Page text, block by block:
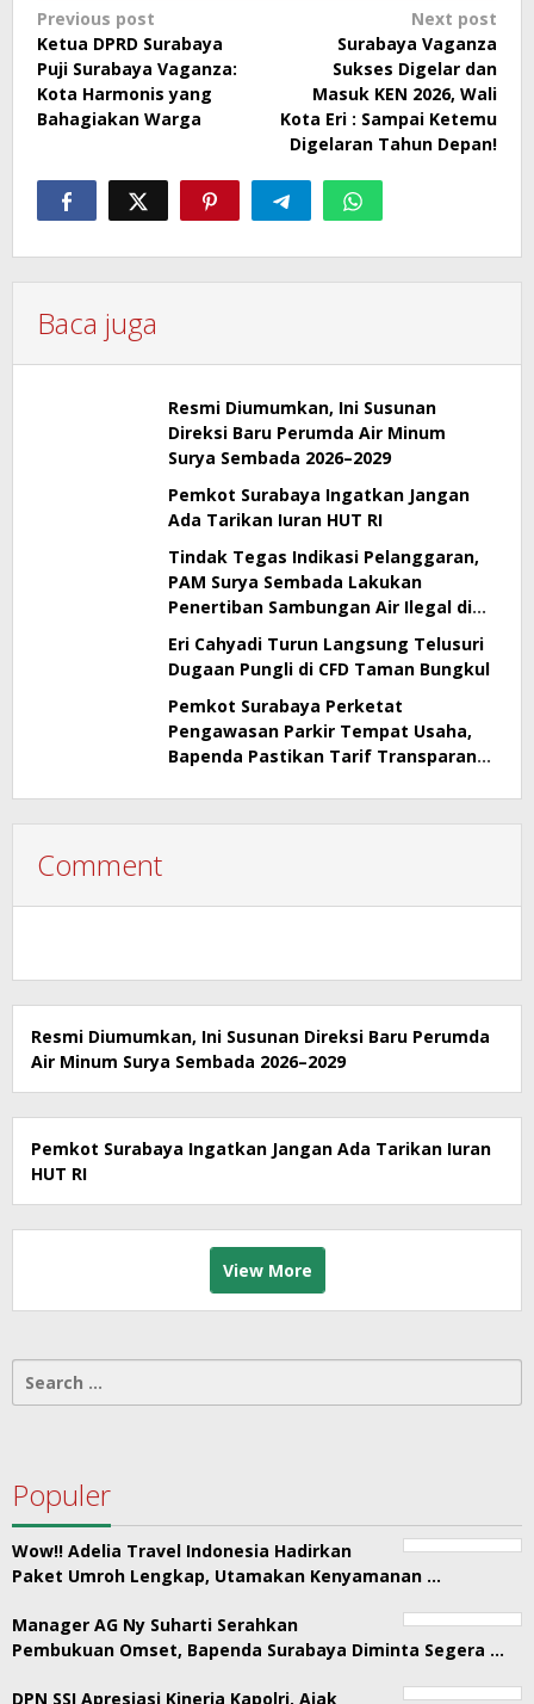
Post
navigation
Previous post
Ketua DPRD Surabaya
Puji Surabaya Vaganza:
Kota Harmonis yang
Bahagiakan Warga
Next post
Surabaya Vaganza
Sukses Digelar dan
Masuk KEN 2026, Wali
Kota Eri : Sampai Ketemu
Digelaran Tahun Depan!
Baca juga
Resmi Diumumkan, Ini Susunan
Direksi Baru Perumda Air Minum
Surya Sembada 2026–2029
Pemkot Surabaya Ingatkan Jangan
Ada Tarikan Iuran HUT RI
Tindak Tegas Indikasi Pelanggaran,
PAM Surya Sembada Lakukan
Penertiban Sambungan Air Ilegal di
Perak Barat Surabaya
Eri Cahyadi Turun Langsung Telusuri
Dugaan Pungli di CFD Taman Bungkul
Pemkot Surabaya Perketat
Pengawasan Parkir Tempat Usaha,
Bapenda Pastikan Tarif Transparan
Comment
Resmi Diumumkan, Ini Susunan Direksi Baru Perumda
Air Minum Surya Sembada 2026–2029
Pemkot Surabaya Ingatkan Jangan Ada Tarikan Iuran
HUT RI
View More
Search
Populer
Wow!! Adelia Travel Indonesia Hadirkan
Paket Umroh Lengkap, Utamakan Kenyamanan …
Manager AG Ny Suharti Serahkan
Pembukuan Omset, Bapenda Surabaya Diminta Segera …
DPN SSI Apresiasi Kinerja Kapolri, Ajak